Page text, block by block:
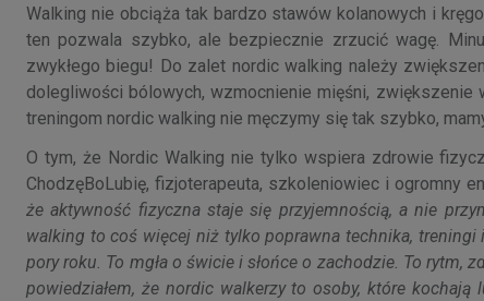
Walking nie obciąża tak bardzo stawów kolanowych i
ten pozwala szybko, ale bezpiecznie zrzucić wagę.
zwykłego biegu! Do zalet nordic walking należy
dolegliwości bólowych, wzmocnienie mięśni,
treningom nordic walking nie męczymy się tak szybko,
O tym, że Nordic Walking nie tylko wspiera zdrowie
ChodzęBoLubię, fizjoterapeuta, szkoleniowiec i ogromny
że aktywność fizyczna staje się przyjemnością, a nie
walking to coś więcej niż tylko poprawna technika,
pory roku. To mgła o świcie i słońce o zachodzie. To
powiedziałem, że nordic walkerzy to osoby, które